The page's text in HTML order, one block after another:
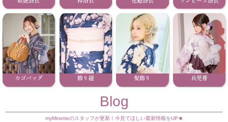
カゴバッグ 飾り紐 髪飾り 兵児帯
Blog
myMinetteのスタッフが更新！今見てほしい最新情報をUP★